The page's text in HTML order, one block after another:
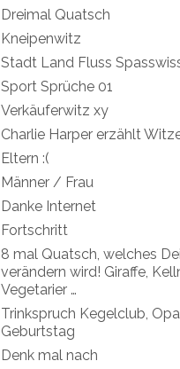
Dreimal Quatsch
Kneipenwitz
Stadt Land Fluss
Sport Sprüche 01
Verkäuferwitz xy
Charlie Harper erzählt
Eltern :(
Männer / Frau
Danke Internet
Fortschritt
8 mal Quatsch, welches
verändern wird! Giraffe,
Vegetarier …
Trinkspruch Kegelclub, Opa
Geburtstag
Denk mal nach